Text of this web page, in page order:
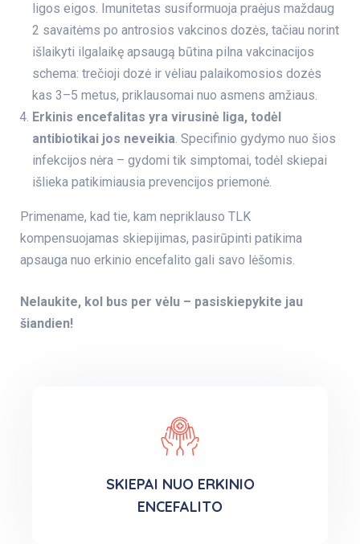
ligos eigos. Imunitetas susiformuoja praėjus maždaug
2 savaitėms po antrosios vakcinos dozės, tačiau norint
išlaikyti ilgalaikę apsaugą būtina pilna vakcinacijos
schema: trečioji dozė ir vėliau palaikomosios dozės
kas 3–5 metus, priklausomai nuo asmens amžiaus.
Erkinis encefalitas yra virusinė liga, todėl
antibiotikai jos neveikia. Specifinio gydymo nuo šios
infekcijos nėra – gydomi tik simptomai, todėl skiepai
išlieka patikimiausia prevencijos priemonė.
Primename, kad tie, kam nepriklauso TLK
kompensuojamas skiepijimas, pasirūpinti patikima
apsauga nuo erkinio encefalito gali savo lėšomis.
Nelaukite, kol bus per vėlu – pasiskiepykite jau
šiandien!
SKIEPAI NUO ERKINIO
ENCEFALITO